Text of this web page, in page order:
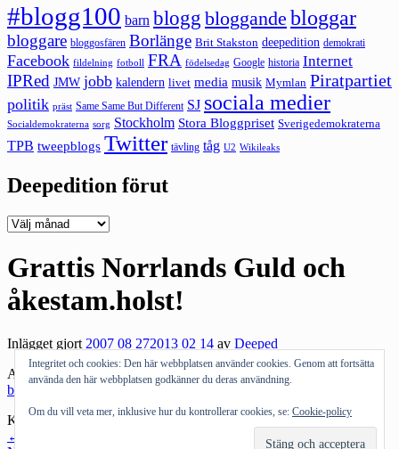
#blogg100 barn blogg bloggande bloggar
bloggare bloggosfären Borlänge Brit Stakston deepedition demokrati
Facebook fildelning fotboll FRA födelsedag Google historia Internet
IPRed JMW jobb kalendern livet media musik Mymlan Piratpartiet
politik präst Same Same But Different SJ sociala medier
Socialdemokraterna sorg Stockholm Stora Bloggpriset Sverigedemokraterna
TPB tweepblogs Twitter tävling tåg U2 Wikileaks
Deepedition förut
Deepedition
Grattis Norrlands Guld och
åkestam.holst!
Inlägget gjort2007 08 272013 02 14 av Deeped
Allajeansen sålde slut på ingen tid alls.. Göran har
berättelsen
Kategorier: Internet,Medier
Inläggsnavigering
←
Integritet och cookies: Den här webbplatsen använder cookies. Genom att fortsätta
använda den här webbplatsen godkänner du deras användning.
Om du vill veta mer, inklusive hur du kontrollerar cookies, se: Cookie-policy